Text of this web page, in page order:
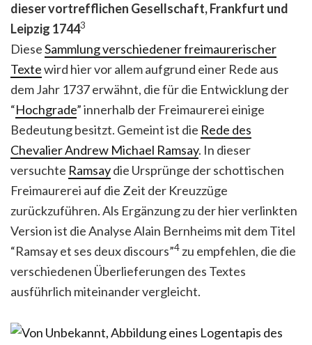
dieser vortrefflichen Gesellschaft, Frankfurt und
Leipzig 17443
DieseSammlung verschiedener freimaurerischer
Textewird hier vor allem aufgrund einer Rede aus
dem Jahr 1737 erwähnt, die für die Entwicklung der
“Hochgrade” innerhalb der Freimaurerei einige
Bedeutung besitzt. Gemeint ist die Rede des
Chevalier Andrew Michael Ramsay. In dieser
versuchte Ramsaydie Ursprünge der schottischen
Freimaurerei auf die Zeit der Kreuzzüge
zurückzuführen. Als Ergänzung zu der hier verlinkten
Version ist die Analyse Alain Bernheims mit dem Titel
“Ramsay et ses deux discours”4 zu empfehlen, die die
verschiedenen Überlieferungen des Textes
ausführlich miteinander vergleicht.